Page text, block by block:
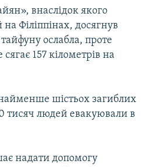
внаслідок якого
Філіппінах, досягнув
ослабла, проте
157 кілометрів на
шістьох загиблих
тисяч людей евакуювали в
надати допомогу